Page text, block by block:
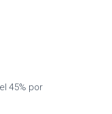
45% por